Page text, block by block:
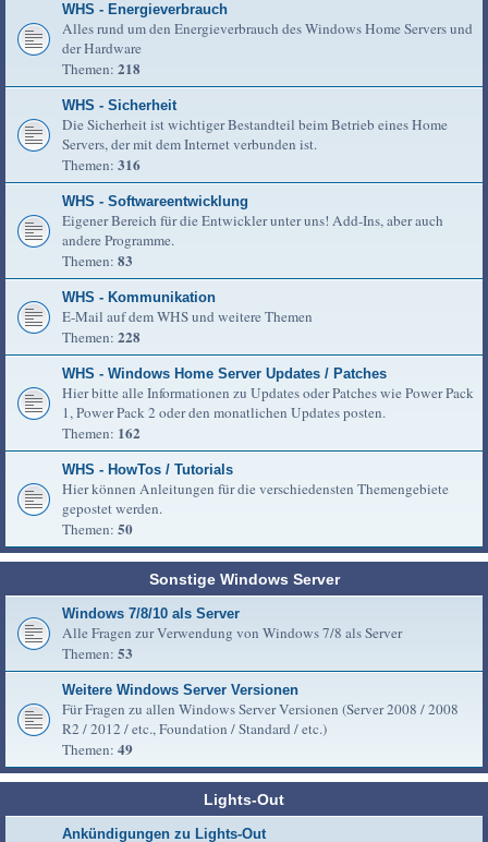
WHS - Energieverbrauch
Alles rund um den Energieverbrauch des Windows Home Servers und
der Hardware
Themen: 218
WHS - Sicherheit
Die Sicherheit ist wichtiger Bestandteil beim Betrieb eines Home
Servers, der mit dem Internet verbunden ist.
Themen: 316
WHS - Softwareentwicklung
Eigener Bereich für die Entwickler unter uns! Add-Ins, aber auch
andere Programme.
Themen: 83
WHS - Kommunikation
E-Mail auf dem WHS und weitere Themen
Themen: 228
WHS - Windows Home Server Updates / Patches
Hier bitte alle Informationen zu Updates oder Patches wie Power Pack
1, Power Pack 2 oder den monatlichen Updates posten.
Themen: 162
WHS - HowTos / Tutorials
Hier können Anleitungen für die verschiedensten Themengebiete
gepostet werden.
Themen: 50
Sonstige Windows Server
Windows 7/8/10 als Server
Alle Fragen zur Verwendung von Windows 7/8 als Server
Themen: 53
Weitere Windows Server Versionen
Für Fragen zu allen Windows Server Versionen (Server 2008 / 2008
R2 / 2012 / etc., Foundation / Standard / etc.)
Themen: 49
Lights-Out
Ankündigungen zu Lights-Out